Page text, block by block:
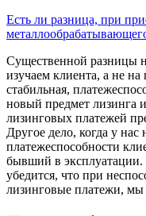
Есть ли разница, при
Существенной разницы
изучаем клиента, а не
стабильная,
новый предмет лизинга
лизинговых платежей
Другое дело, когда у нас
платежеспособности
бывший в эксплуатации.
убедится, что при
лизинговые платежи, мы